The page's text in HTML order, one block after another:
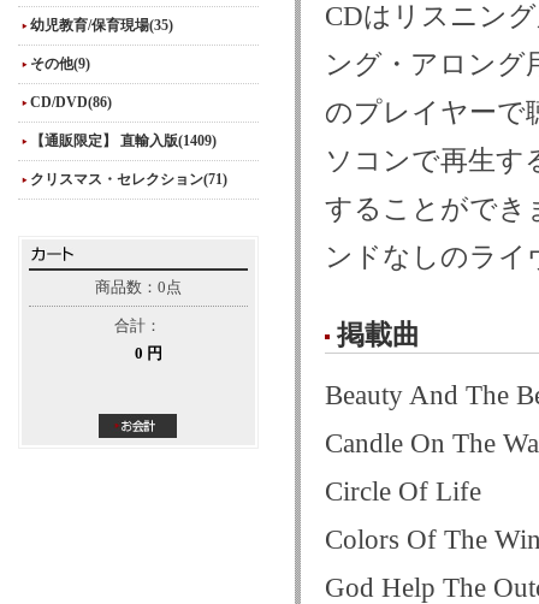
幼児教育/保育現場(35)
その他(9)
CD/DVD(86)
【通販限定】 直輸入版(1409)
クリスマス・セレクション(71)
商品数：0点
合計：
0 円
CDはリスニン
ング・アロング
のプレイヤーで
ソコンで再生す
することができ
ンドなしのライ
掲載曲
Beauty And The
Candle On The
Circle Of Life
Colors Of The
God Help The